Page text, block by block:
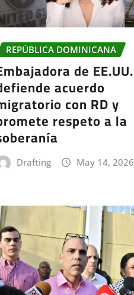
REPÚBLICA DOMINICANA
de EE.UU.
acuerdo
con RD y
respeto a la
Drafting May 14, 2026